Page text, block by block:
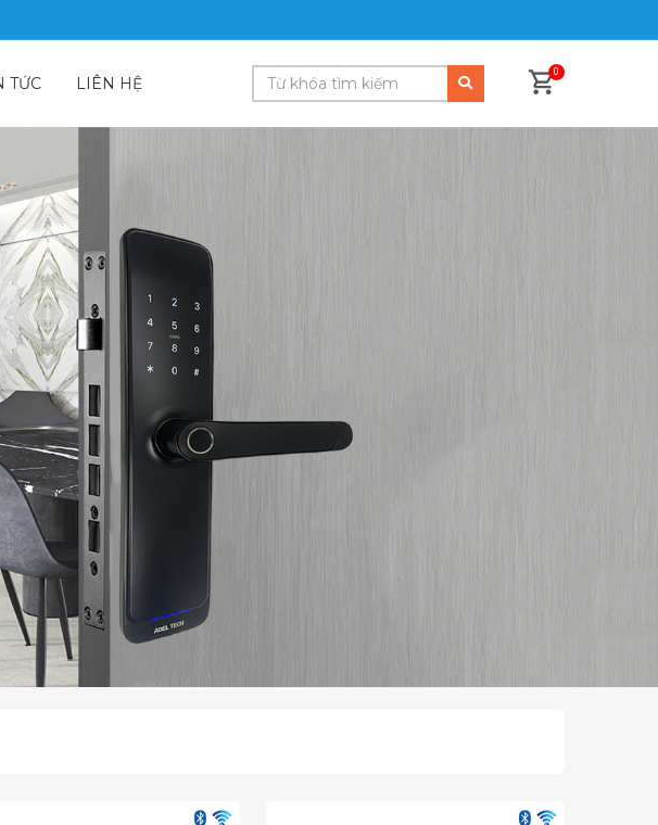
TỨC LIÊN HỆ
0
cho cánh cửa nhà bạn. Sản phẩm tích hợp những tính năng nổi bật của dòng
khóa cửa vân tay cao cấp và thích hợp trong thi công nhà, văn phòng, căn